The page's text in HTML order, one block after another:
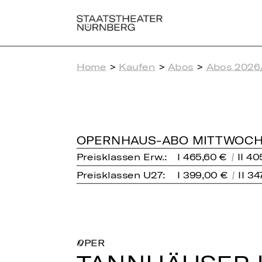
Home > Kaufen > Abos > Abos
OPERNHAUS-ABO
Preisklassen Erw.: I 465,60 € II
Preisklassen U27: I 399,00 € II
OPER